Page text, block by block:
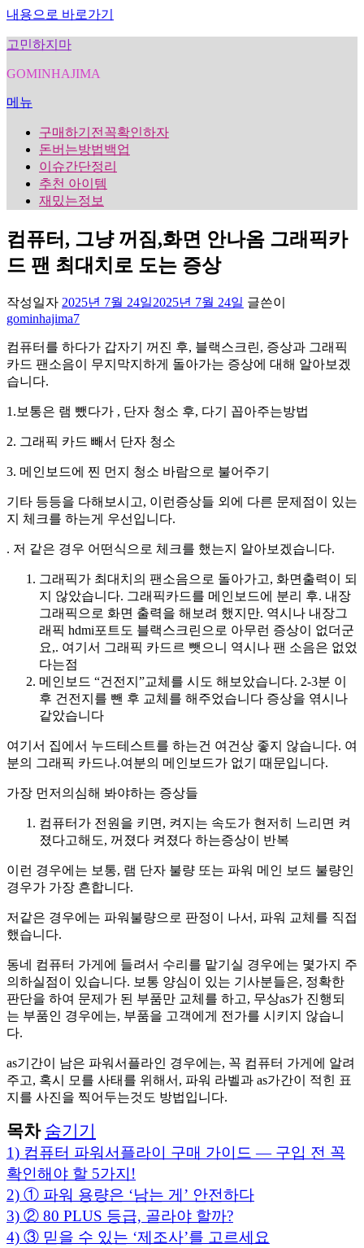
내용으로 바로가기
고민하지마
GOMINHAJIMA
메뉴
구매하기전꼭확인하자
돈버는방법백업
이슈간단정리
추천 아이템
재밌는정보
컴퓨터, 그냥 꺼짐,화면 안나옴 그래픽카
드 팬 최대치로 도는 증상
작성일자 2025년 7월 24일2025년 7월 24일 글쓴이
gominhajima7
컴퓨터를 하다가 갑자기 꺼진 후, 블랙스크린, 증상과 그래픽
카드 팬소음이 무지막지하게 돌아가는 증상에 대해 알아보겠
습니다.
1.보통은 램 뺐다가 , 단자 청소 후, 다기 꼽아주는방법
2. 그래픽 카드 빼서 단자 청소
3. 메인보드에 찐 먼지 청소 바람으로 불어주기
기타 등등을 다해보시고, 이런증상들 외에 다른 문제점이 있는
지 체크를 하는게 우선입니다.
. 저 같은 경우 어떤식으로 체크를 했는지 알아보겠습니다.
그래픽가 최대치의 팬소음으로 돌아가고, 화면출력이 되
지 않았습니다. 그래픽카드를 메인보드에 분리 후. 내장
그래픽으로 화면 출력을 해보려 했지만. 역시나 내장그
래픽 hdmi포트도 블랙스크린으로 아무런 증상이 없더군
요,. 여기서 그래픽 카드르 뺏으니 역시나 팬 소음은 없었
다는점
메인보드 “건전지”교체를 시도 해보았습니다. 2-3분 이
후 건전지를 뺀 후 교체를 해주었습니다 증상을 엮시나
같았습니다
여기서 집에서 누드테스트를 하는건 여건상 좋지 않습니다. 여
분의 그래픽 카드나.여분의 메인보드가 없기 때문입니다.
가장 먼저의심해 봐야하는 증상들
컴퓨터가 전원을 키면, 켜지는 속도가 현저히 느리면 켜
졌다고해도, 꺼졌다 켜졌다 하는증상이 반복
이런 경우에는 보통, 램 단자 불량 또는 파워 메인 보드 불량인
경우가 가장 흔합니다.
저같은 경우에는 파워불량으로 판정이 나서, 파워 교체를 직접
했습니다.
동네 컴퓨터 가게에 들려서 수리를 맡기실 경우에는 몇가지 주
의하실점이 있습니다. 보통 양심이 있는 기사분들은, 정확한
판단을 하여 문제가 된 부품만 교체를 하고, 무상as가 진행되
는 부품인 경우에는, 부품을 고객에게 전가를 시키지 않습니
다.
as기간이 남은 파워서플라인 경우에는, 꼭 컴퓨터 가게에 알려
주고, 혹시 모를 사태를 위해서, 파워 라벨과 as가간이 적힌 표
지를 사진을 찍어두는것도 방법입니다.
목차 숨기기
1) 컴퓨터 파워서플라이 구매 가이드 — 구입 전 꼭
확인해야 할 5가지!
2) ① 파워 용량은 ‘남는 게’ 안전하다
3) ② 80 PLUS 등급, 골라야 할까?
4) ③ 믿을 수 있는 ‘제조사’를 고르세요